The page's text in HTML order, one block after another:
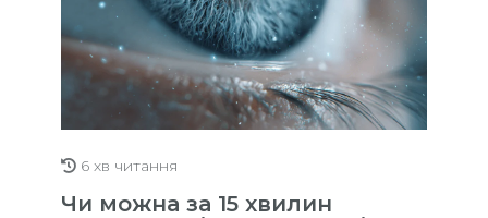
6 хв читання
Чи можна за 15 хвилин